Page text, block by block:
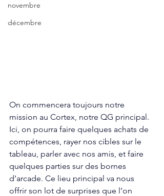
novembre
décembre
On commencera toujours notre
mission au Cortex, notre QG principal.
Ici, on pourra faire quelques achats de
compétences, rayer nos cibles sur le
tableau, parler avec nos amis, et faire
quelques parties sur des bornes
d’arcade. Ce lieu principal va nous
offrir son lot de surprises que l’on